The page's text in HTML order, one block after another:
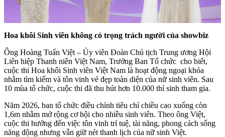
Hoa khôi Sinh viên không có trọng trách người của showbiz
Ông Hoàng Tuấn Việt – Ủy viên Đoàn Chủ tịch Trung ương Hội
Liên hiệp Thanh niên Việt Nam, Trưởng Ban Tổ chức cho biết,
cuộc thi Hoa khôi Sinh viên Việt Nam là hoạt động ngoại khóa
nhằm tìm kiếm và tôn vinh vẻ đẹp toàn diện của nữ sinh viên. Sau
10 mùa tổ chức, cuộc thi đã thu hút hơn 10.000 thí sinh tham gia.
Năm 2026, ban tổ chức điều chỉnh tiêu chí chiều cao xuống còn
1,6m nhằm mở rộng cơ hội cho nhiều sinh viên. Theo ông Việt,
cuộc thi hướng đến việc tôn vinh trí tuệ, tài năng, phong cách sống
năng động nhưng vẫn giữ nét thanh lịch của nữ sinh Việt.